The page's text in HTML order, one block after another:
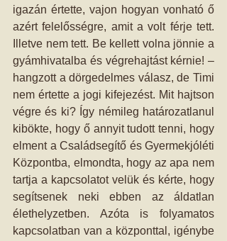
igazán értette, vajon hogyan vonható ő
azért felelősségre, amit a volt férje tett.
Illetve nem tett. Be kellett volna jönnie a
gyámhivatalba és végrehajtást kérnie! –
hangzott a dörgedelmes válasz, de Timi
nem értette a jogi kifejezést. Mit hajtson
végre és ki? Így némileg határozatlanul
kibökte, hogy ő annyit tudott tenni, hogy
elment a Családsegítő és Gyermekjóléti
Központba, elmondta, hogy az apa nem
tartja a kapcsolatot velük és kérte, hogy
segítsenek neki ebben az áldatlan
élethelyzetben. Azóta is folyamatos
kapcsolatban van a központtal, igénybe